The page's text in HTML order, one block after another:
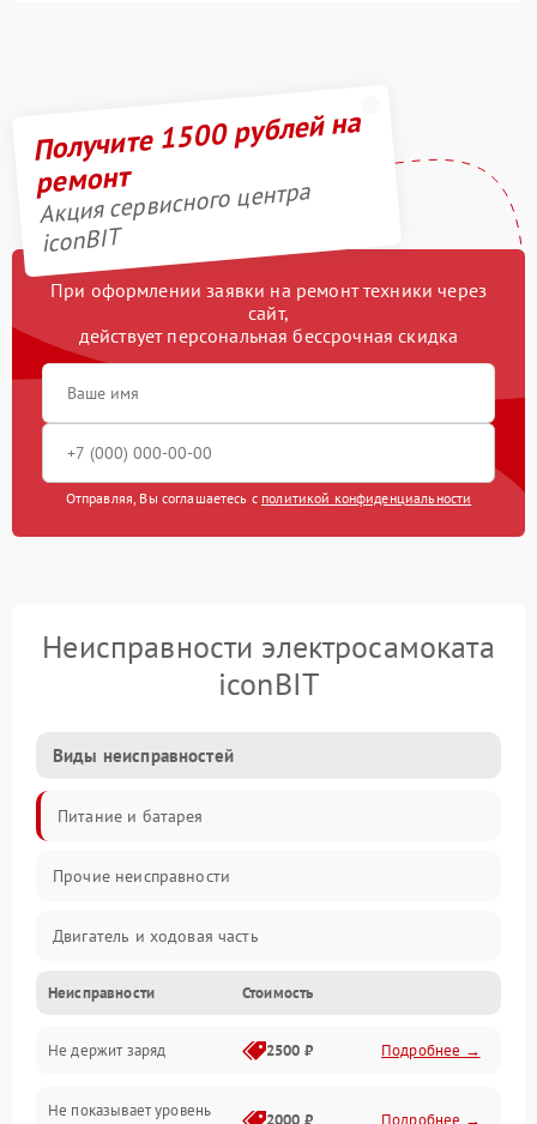
Получите 1500 рублей на
ремонт
Акция сервисного центра
iconBIT
При оформлении заявки на ремонт техники через
сайт,
действует персональная бессрочная скидка
Отправляя, Вы соглашаетесь с политикой конфиденциальности
Неисправности электросамоката
iconBIT
Виды неисправностей
Питание и батарея
Прочие неисправности
Двигатель и ходовая часть
Тормоза и безопасность
Подвеска и колеса
Электроника и управление
Неисправности Стоимость
Не держит заряд 2500 ₽ Подробнее →
Не показывает уровень